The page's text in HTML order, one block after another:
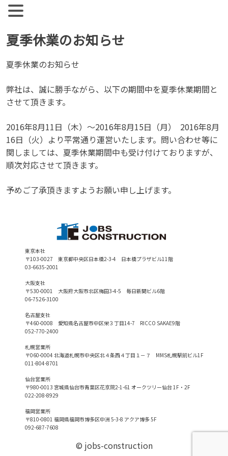
Skip
to
content
【公式】ジョブズコンストラクション
弊社では雇用促進を目標に人材紹介、人材派遣を行っておりま
離職率が非常に高い実情があります。
夏季休業のお知らせ
夏季休業のお知らせ
弊社は、誠に勝手ながら、以下の期間中を夏季休業期間と
させて頂きます。
2016年8月11日（木）～2016年8月15日（月） 2016年8月
16日（火）より平常通り運営いたします。問い合わせ等に
関しましては、夏季休業期間中も受け付けておりますが、
順次対応させて頂きます。
予めご了承頂きますようお願い申し上げます。
東京本社
〒103-0027 東京都中央区日本橋2-3-4 日本橋プラザビル11階
03-6635-2001
大阪支社
〒530-0001 大阪府大阪市北区梅田3-4-5 毎日新聞ビル6階
06-7526-3100
名古屋支社
〒460-0008 愛知県名古屋市中区栄３丁目14-7 RICCO SAKAE9階
052-770-2400
札幌営業所
〒060-0004 北海道札幌市中央区北４条西４丁目１－７ MMS札幌駅前ビル1F
011-804-8701
仙台営業所
〒980-0013 宮城県仙台市青葉区花京院2-1-61 オークツリー仙台 1F・2F
022-208-8929
福岡営業所
〒810-0801 福岡県福岡市博多区中洲 5-3-8 アクア博多 5F
092-687-7608
© jobs-construction